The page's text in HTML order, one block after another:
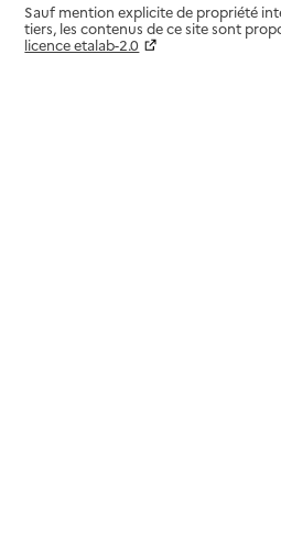
Sauf mention explicite de propriété
tiers, les contenus de ce site sont
licence etalab-2.0